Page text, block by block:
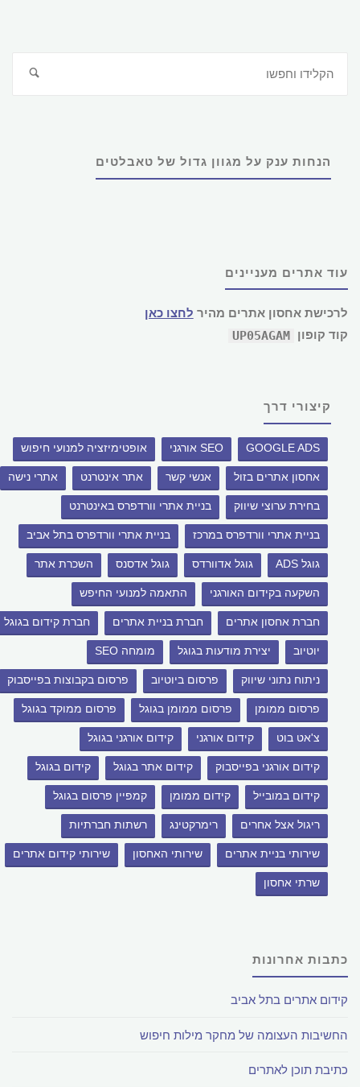
חיפוש
הנחות ענק על מגוון גדול של טאבלטים
עוד אתרים מעניינים
לרכישת אחסון אתרים מהיר לחצו כאן
קוד קופון
UP05AGAM
קיצורי דרך
GOOGLE ADS SEO אורגני אופטימיזציה למנועי חיפוש
אחסון אתרים בזול אנשי קשר אתר אינטרנט אתרי נישה
בחירת ערוצי שיווק בניית אתרי וורדפרס באינטרנט
בניית אתרי וורדפרס במרכז בניית אתרי וורדפרס בתל אביב
גוגל ADS גוגל אדוורדס גוגל אדסנס השכרת אתר
השקעה בקידום האורגני התאמה למנועי החיפש
חברת אחסון אתרים חברת בניית אתרים חברת קידום בגוגל
יוטיוב יצירת מודעות בגוגל מומחה SEO
ניתוח נתוני שיווק פרסום ביוטיוב פרסום בקבוצות בפייסבוק
פרסום ממומן פרסום ממומן בגוגל פרסום ממוקד בגוגל
צ'אט בוט קידום אורגני קידום אורגני בגוגל
קידום אורגני בפייסבוק קידום אתר בגוגל קידום בגוגל
קידום במובייל קידום ממומן קמפיין פרסום בגוגל
ריגול אצל אחרים רימרקטינג רשתות חברתיות
שירותי בניית אתרים שירותי האחסון שירותי קידום אתרים
שרתי אחסון
כתבות אחרונות
קידום אתרים בתל אביב
החשיבות העצומה של מחקר מילות חיפוש
כתיבת תוכן לאתרים